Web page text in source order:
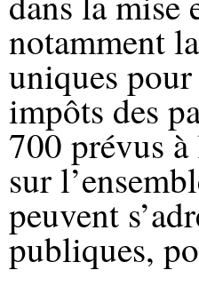
notamment
uniques
impôts des
700 prévus
sur
peuvent
publiques,